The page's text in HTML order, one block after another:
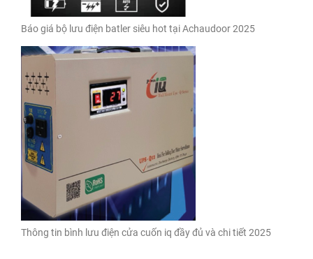
Báo giá bộ lưu điện batler siêu hot tại Achaudoor 2025
Thông tin bình lưu điện cửa cuốn iq đầy đủ và chi tiết 2025